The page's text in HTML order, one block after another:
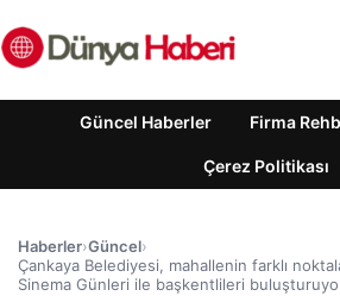
Güncel Haberler Firma
Çerez Politikası
Haberler›Güncel›
Çankaya Belediyesi, mahallenin farklı
Sinema Günleri ile başkentlileri